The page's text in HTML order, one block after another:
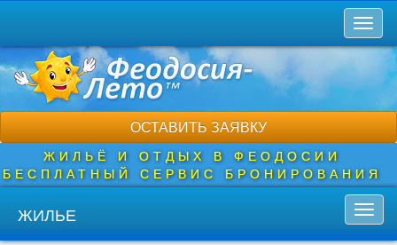
основному
содержанию
ОСТАВИТЬ ЗАЯВКУ
ЖИЛЬЁ И ОТДЫХ В ФЕОДОСИИ
БЕСПЛАТНЫЙ СЕРВИС БРОНИРОВАНИЯ
ЖИЛЬЕ